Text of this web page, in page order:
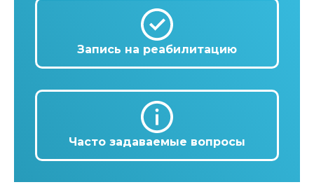
Запись на реабилитацию
Часто задаваемые вопросы